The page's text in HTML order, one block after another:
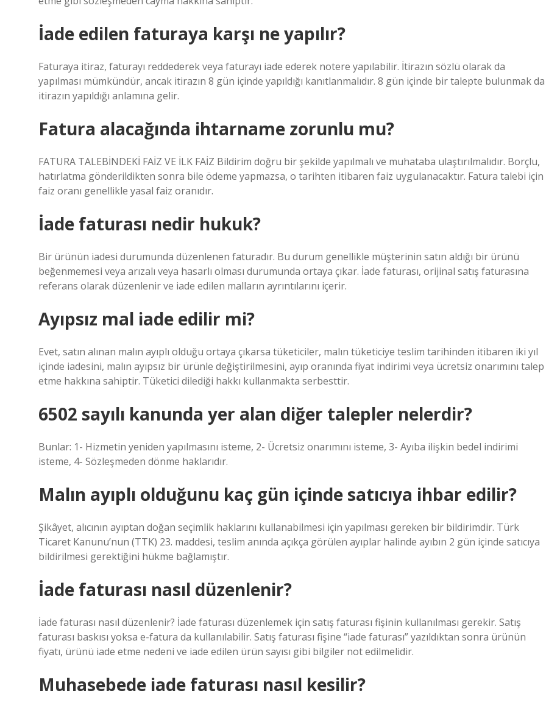
İade edilen faturaya karşı ne yapılır?
Faturaya itiraz, faturayı reddederek veya faturayı iade ederek notere yapılabilir. İtirazın sözlü olarak da
yapılması mümkündür, ancak itirazın 8 gün içinde yapıldığı kanıtlanmalıdır. 8 gün içinde bir talepte bulunmak da
itirazın yapıldığı anlamına gelir.
Fatura alacağında ihtarname zorunlu mu?
FATURA TALEBİNDEKİ FAİZ VE İLK FAİZ Bildirim doğru bir şekilde yapılmalı ve muhataba ulaştırılmalıdır. Borçlu,
hatırlatma gönderildikten sonra bile ödeme yapmazsa, o tarihten itibaren faiz uygulanacaktır. Fatura talebi için
faiz oranı genellikle yasal faiz oranıdır.
İade faturası nedir hukuk?
Bir ürünün iadesi durumunda düzenlenen faturadır. Bu durum genellikle müşterinin satın aldığı bir ürünü
beğenmemesi veya arızalı veya hasarlı olması durumunda ortaya çıkar. İade faturası, orijinal satış faturasına
referans olarak düzenlenir ve iade edilen malların ayrıntılarını içerir.
Ayıpsız mal iade edilir mi?
Evet, satın alınan malın ayıplı olduğu ortaya çıkarsa tüketiciler, malın tüketiciye teslim tarihinden itibaren iki yıl
içinde iadesini, malın ayıpsız bir ürünle değiştirilmesini, ayıp oranında fiyat indirimi veya ücretsiz onarımını talep
etme hakkına sahiptir. Tüketici dilediği hakkı kullanmakta serbesttir.
6502 sayılı kanunda yer alan diğer talepler nelerdir?
Bunlar: 1- Hizmetin yeniden yapılmasını isteme, 2- Ücretsiz onarımını isteme, 3- Ayıba ilişkin bedel indirimi
isteme, 4- Sözleşmeden dönme haklarıdır.
Malın ayıplı olduğunu kaç gün içinde satıcıya ihbar edilir?
Şikâyet, alıcının ayıptan doğan seçimlik haklarını kullanabilmesi için yapılması gereken bir bildirimdir. Türk
Ticaret Kanunu’nun (TTK) 23. maddesi, teslim anında açıkça görülen ayıplar halinde ayıbın 2 gün içinde satıcıya
bildirilmesi gerektiğini hükme bağlamıştır.
İade faturası nasıl düzenlenir?
İade faturası nasıl düzenlenir? İade faturası düzenlemek için satış faturası fişinin kullanılması gerekir. Satış
faturası baskısı yoksa e-fatura da kullanılabilir. Satış faturası fişine “iade faturası” yazıldıktan sonra ürünün
fiyatı, ürünü iade etme nedeni ve iade edilen ürün sayısı gibi bilgiler not edilmelidir.
Muhasebede iade faturası nasıl kesilir?